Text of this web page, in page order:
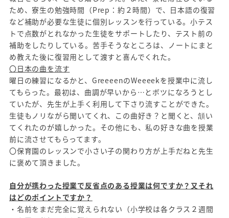
ため、寮生の勉強時間（Prep：約２時間）で、日本語の復習
など補助が必要な生徒に個別レッスンを行っている。小テス
トで点数がとれなかった生徒をサポートしたり、テスト前の
補助をしたりしている。苦手そうなところは、ノートにまと
め教えた後に復習用として渡すと喜んでくれた。
〇日本の曲を流す
曜日の練習になるかと、GreeeenのWeeeekを授業中に流し
てもらった。最初は、曲調が早いから…とボツになろうとし
ていたが、先生が上手く利用して下さり流すことができた。
生徒もノリながら聞いてくれ、この曲好き？と聞くと、頷い
てくれたのが嬉しかった。その他にも、私の好きな曲を授業
前に流させてもらってます。
〇保育園のレッスンで小さい子の関わり方が上手だねと先生
に褒めて頂きました。
自分が携わった授業で反省点のある授業は何ですか？又それ
はどのポイントですか？
・名前をまだ完全に覚えられない（小学校は各クラス２週間